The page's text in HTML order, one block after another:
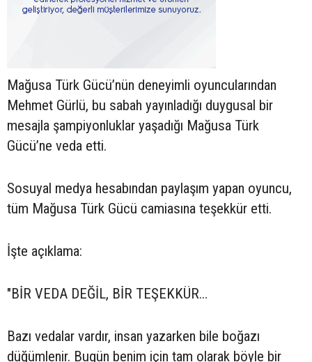
Mağusa Türk Gücü’nün deneyimli oyuncularından
Mehmet Gürlü, bu sabah yayınladığı duygusal bir
mesajla şampiyonluklar yaşadığı Mağusa Türk
Gücü’ne veda etti.
Sosuyal medya hesabından paylaşım yapan oyuncu,
tüm Mağusa Türk Gücü camiasına teşekkür etti.
İşte açıklama:
"BİR VEDA DEĞİL, BİR TEŞEKKÜR…
Bazı vedalar vardır, insan yazarken bile boğazı
düğümlenir. Bugün benim için tam olarak böyle bir